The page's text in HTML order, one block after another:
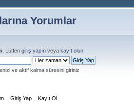
Yorumlar
. Lütfen giriş yapın veya kayıt olun
ve aktif kalma süresini giriniz
Giriş Yap Kayıt Ol